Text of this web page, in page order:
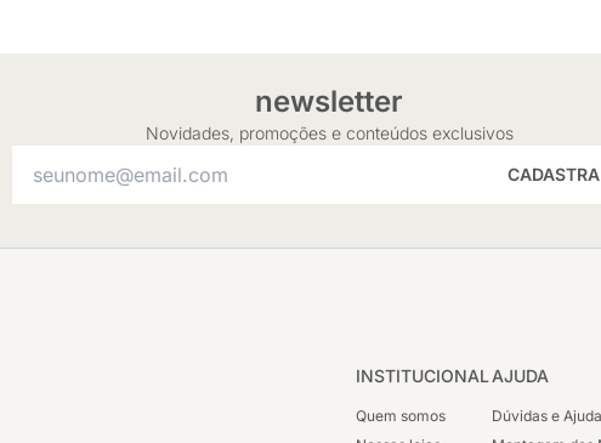
newsletter
Novidades, promoções e conteúdos exclusivos
INSTITUCIONAL
Quem somos
AJUDA
Dúvidas e